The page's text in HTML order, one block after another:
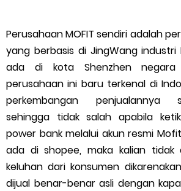
Perusahaan MOFIT sendiri adalah
yang berbasis di JingWang industri
ada di kota Shenzhen negara
perusahaan ini baru terkenal di
perkembangan penjualannya
sehingga tidak salah apabila
power bank melalui akun resmi
ada di shopee, maka kalian tidak
keluhan dari konsumen
dijual benar-benar asli dengan